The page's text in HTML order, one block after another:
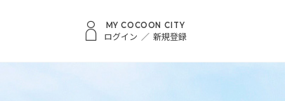
MY COCOON CITY
ログイン 新規登録